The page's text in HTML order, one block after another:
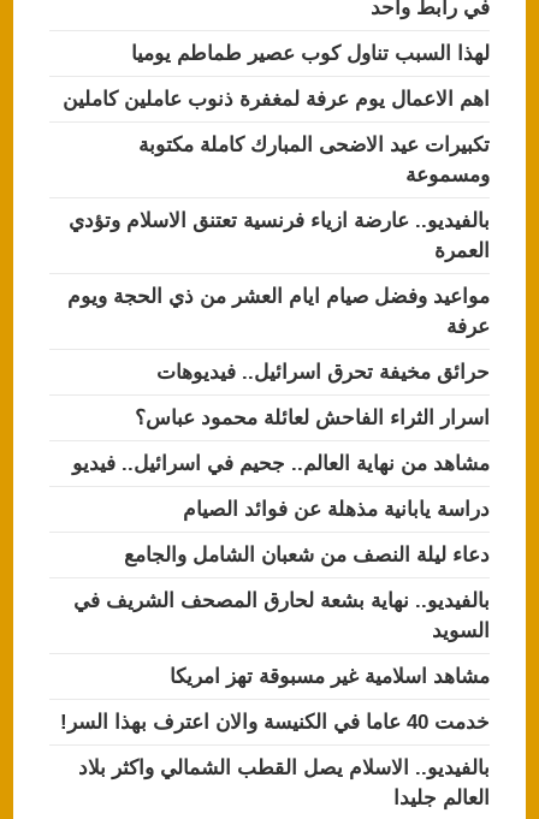
في رابط واحد
لهذا السبب تناول كوب عصير طماطم يوميا
اهم الاعمال يوم عرفة لمغفرة ذنوب عاملين كاملين
تكبيرات عيد الاضحى المبارك كاملة مكتوبة
ومسموعة
بالفيديو.. عارضة ازياء فرنسية تعتنق الاسلام وتؤدي
العمرة
مواعيد وفضل صيام ايام العشر من ذي الحجة ويوم
عرفة
حرائق مخيفة تحرق اسرائيل.. فيديوهات
اسرار الثراء الفاحش لعائلة محمود عباس؟
مشاهد من نهاية العالم.. جحيم في اسرائيل.. فيديو
دراسة يابانية مذهلة عن فوائد الصيام
دعاء ليلة النصف من شعبان الشامل والجامع
بالفيديو.. نهاية بشعة لحارق المصحف الشريف في
السويد
مشاهد اسلامية غير مسبوقة تهز امريكا
خدمت 40 عاما في الكنيسة والان اعترف بهذا السر!
بالفيديو.. الاسلام يصل القطب الشمالي واكثر بلاد
العالم جليدا